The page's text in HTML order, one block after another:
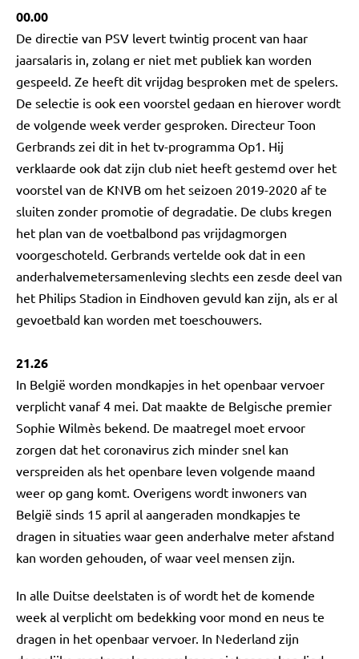
00.00
De directie van PSV levert twintig procent van haar
jaarsalaris in, zolang er niet met publiek kan worden
gespeeld. Ze heeft dit vrijdag besproken met de spelers.
De selectie is ook een voorstel gedaan en hierover wordt
de volgende week verder gesproken. Directeur Toon
Gerbrands zei dit in het tv-programma Op1. Hij
verklaarde ook dat zijn club niet heeft gestemd over het
voorstel van de KNVB om het seizoen 2019-2020 af te
sluiten zonder promotie of degradatie. De clubs kregen
het plan van de voetbalbond pas vrijdagmorgen
voorgeschoteld. Gerbrands vertelde ook dat in een
anderhalvemetersamenleving slechts een zesde deel van
het Philips Stadion in Eindhoven gevuld kan zijn, als er al
gevoetbald kan worden met toeschouwers.
21.26
In België worden mondkapjes in het openbaar vervoer
verplicht vanaf 4 mei. Dat maakte de Belgische premier
Sophie Wilmès bekend. De maatregel moet ervoor
zorgen dat het coronavirus zich minder snel kan
verspreiden als het openbare leven volgende maand
weer op gang komt. Overigens wordt inwoners van
België sinds 15 april al aangeraden mondkapjes te
dragen in situaties waar geen anderhalve meter afstand
kan worden gehouden, of waar veel mensen zijn.
In alle Duitse deelstaten is of wordt het de komende
week al verplicht om bedekking voor mond en neus te
dragen in het openbaar vervoer. In Nederland zijn